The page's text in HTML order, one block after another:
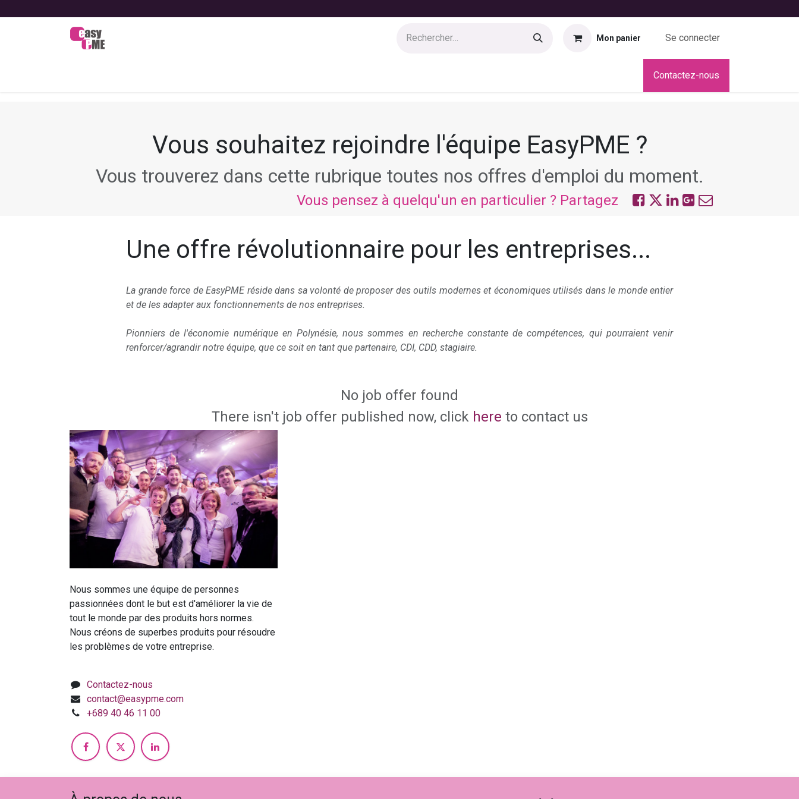
Mon panier Se connecter
Contactez-nous
Vous souhaitez rejoindre l'équipe EasyPME ?
Vous trouverez dans cette rubrique toutes nos offres d'emploi du moment.
Vous pensez à quelqu'un en particulier ? Partagez
Une offre révolutionnaire pour les entreprises...
La grande force de EasyPME réside dans sa volonté de proposer des outils modernes et économiques utilisés dans le monde entier
et de les adapter aux fonctionnements de nos entreprises.
Pionniers de l'économie numérique en Polynésie, nous sommes en recherche constante de compétences, qui pourraient venir
renforcer/agrandir notre équipe, que ce soit en tant que partenaire, CDI, CDD, stagiaire.
No job offer found
There isn't job offer published now, click here to contact us
Nous sommes une équipe de personnes
passionnées dont le but est d'améliorer la vie de
tout le monde par des produits hors normes.
Nous créons de superbes produits pour résoudre
les problèmes de votre entreprise.
Contactez-nous
contact@easypme.com
+689 40 46 11 00